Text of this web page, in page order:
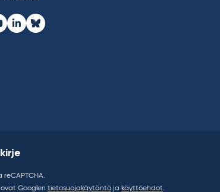
LinkedInBluesky
reCAPTCHA.
Googlen tietosuojakäytäntö ja käyttöehdot.